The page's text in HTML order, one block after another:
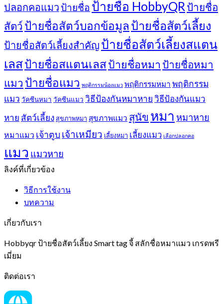
ปลอกคอแมว ป้ายชื่อ ป้ายชื่อ HobbyQR ป้ายชื่อ
สัตว์ ป้ายชื่อสัตว์บอกข้อมูล ป้ายชื่อสัตว์เลี้ยง
ป้ายชื่อสัตว์เลี้ยงสำคัญ ป้ายชื่อสัตว์เลี้ยงสแตน
เลสป้ายชื่อสแตนเลสป้ายชื่อหมา ป้ายชื่อหมา
แมว ป้ายชื่อแมว พฤติกรรมน้องแมว พฤติกรรมหมา พฤติกรรม
แมว วัคซีนหมา วัคซีนแมว วิธีป้องกันหมาหายวิธีป้องกันแมว
หาย สัตว์เลี้ยง สุขภาพหมา สุขภาพแมว สุนัข หมา หมาหาย
หมาแมว เจ้าตูบ เจ้าเหมียว เลี้ยงหมา เลี้ยงแมว เลือกปลอกคอ
แมว แมวหาย
ลิงค์ที่เกี่ยวข้อง
วิธีการใช้งาน
บทความ
เกี่ยวกับเรา
Hobbyqr ป้ายชื่อสัตว์เลี้ยง Smart tag จี้ สลักชื่อหมาแมว เกรดพรี
เมี่ยม
ติดต่อเรา